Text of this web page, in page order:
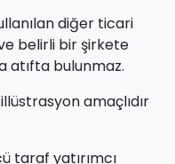
diğer ticari
belirli bir şirkete
atıfta bulunmaz.
amaçlıdır
taraf yatırımcı